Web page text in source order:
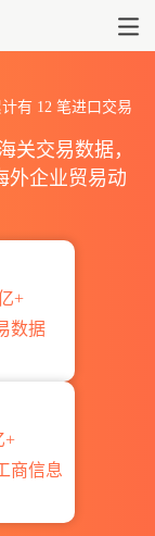
计有 12笔进口交易
关交易数据，
外企业贸易动
+
数据
+
商信息